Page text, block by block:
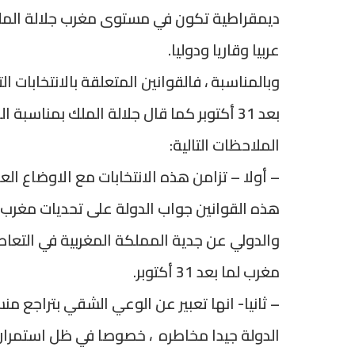
ديمقراطية تكون في مستوى مغرب جلالة
عربيا وقاريا ودوليا.
وبالمناسبة ، فالقوانين المتعلقة
الملاحظات التالية:
– أولا – تزامن هذه الانتخابات مع الاوضاع
والدولي عن جدية المملكة المغربية في
مغرب لما بعد 31 أكتوبر.
– ثانيا- انها تعبير عن الوعي الشقي بتراجع
الدولة جيدا مخاطره ، خصوصا في ظل